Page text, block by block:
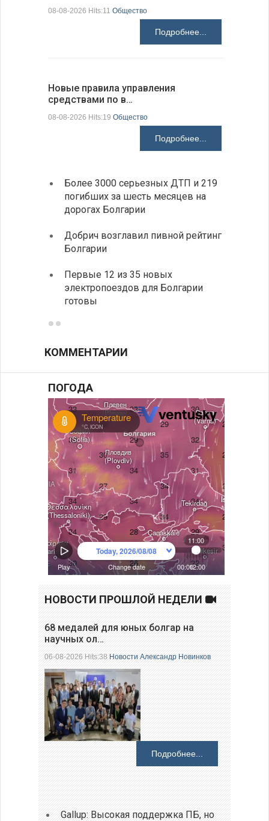
08-08-2026 Hits:11 Общество
Подробнее...
Новые правила управления
средствами по в…
08-08-2026 Hits:19 Общество
Подробнее...
Более 3000 серьезных ДТП и 219
погибших за шесть месяцев на
дорогах Болгарии
Добрич возглавил пивной рейтинг
Болгарии
Первые 12 из 35 новых
электропоездов для Болгарии
готовы
КОММЕНТАРИИ
ПОГОДА
НОВОСТИ ПРОШЛОЙ НЕДЕЛИ
68 медалей для юных болгар на
научных ол…
06-08-2026 Hits:38Новости Александр Новинков
Подробнее...
Gallup: Высокая поддержка ПБ, но